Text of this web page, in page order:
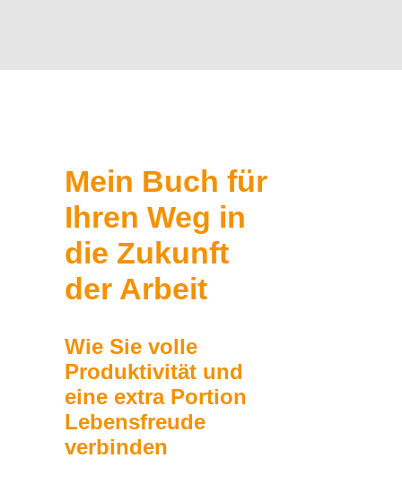
Mein Buch für
Ihren Weg in
die Zukunft
der Arbeit
Wie Sie volle
Produktivität und
eine extra Portion
Lebensfreude
verbinden